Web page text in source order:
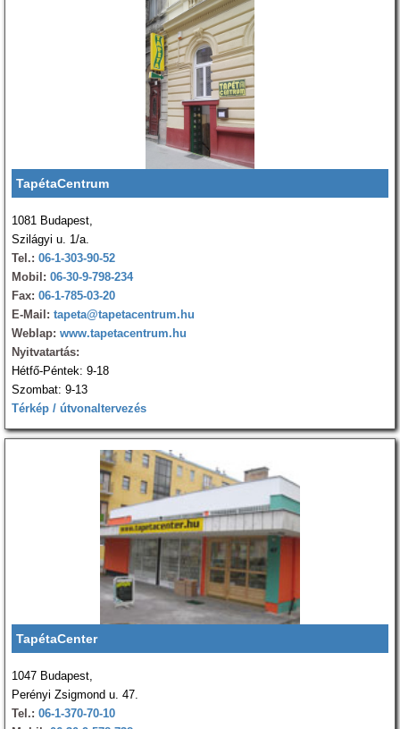
TapétaCentrum
1081 Budapest,
Szilágyi u. 1/a.
Tel.: 06-1-303-90-52
Mobil: 06-30-9-798-234
Fax: 06-1-785-03-20
E-Mail: tapeta@tapetacentrum.hu
Weblap: www.tapetacentrum.hu
Nyitvatartás:
Hétfő-Péntek: 9-18
Szombat: 9-13
Térkép / útvonaltervezés
TapétaCenter
1047 Budapest,
Perényi Zsigmond u. 47.
Tel.: 06-1-370-70-10